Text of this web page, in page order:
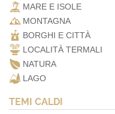
MARE E ISOLE
MONTAGNA
BORGHI E CITTÀ
LOCALITÀ TERMALI
NATURA
LAGO
TEMI CALDI